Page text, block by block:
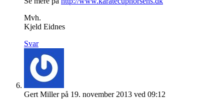
Mvh.
Kjeld Eidnes
Svar
Gert Miller på 19. november 2013 ved 09:12